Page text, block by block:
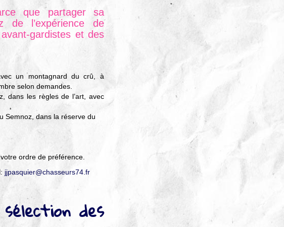
que partager sa
de l’expérience de
gardistes et des
un montagnard du crû, à
selon demandes.
dans les règles de l’art, avec
Semnoz, dans la réserve du
ordre de préférence.
jjpasquier@chasseurs74.fr
des